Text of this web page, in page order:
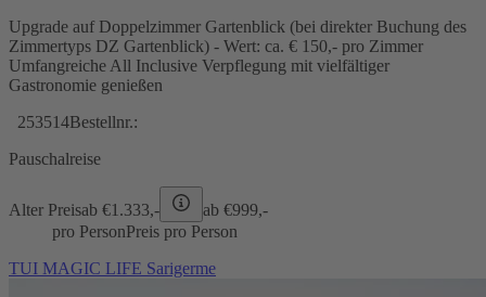
Upgrade auf Doppelzimmer Gartenblick (bei direkter Buchung des
Zimmertyps DZ Gartenblick) - Wert: ca. € 150,- pro Zimmer
Umfangreiche All Inclusive Verpflegung mit vielfältiger
Gastronomie genießen
253514Bestellnr.:
Pauschalreise
Alter Preisab €1.333,- ab €999,-
pro PersonPreis pro Person
TUI MAGIC LIFE Sarigerme